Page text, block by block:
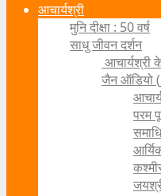
आचार्यश्री
मुनि दीक्षा : 50 वर्ष
साधु जीवन दर्शन
आचार्यश्री
जैन ऑडियो
परम